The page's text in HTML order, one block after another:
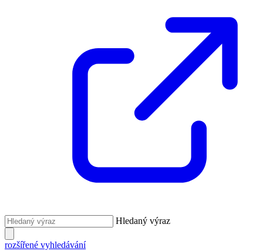
Hledaný výraz
rozšířené vyhledávání